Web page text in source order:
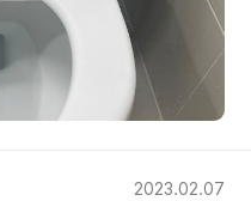
2023.02.07